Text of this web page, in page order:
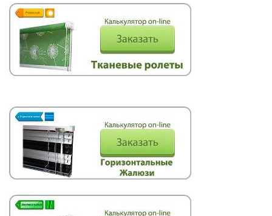
Вертикальные
Римские